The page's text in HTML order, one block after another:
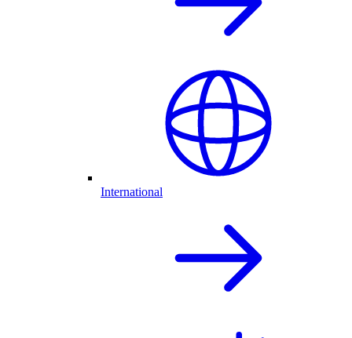
International